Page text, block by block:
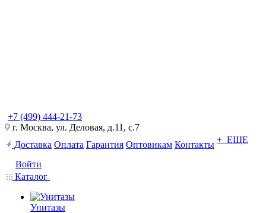
+7 (499) 444-21-73
г. Москва, ул. Деловая, д.11, с.7
Доставка Оплата Гарантия Оптовикам Контакты + ЕЩЕ
Войти
Каталог
Унитазы